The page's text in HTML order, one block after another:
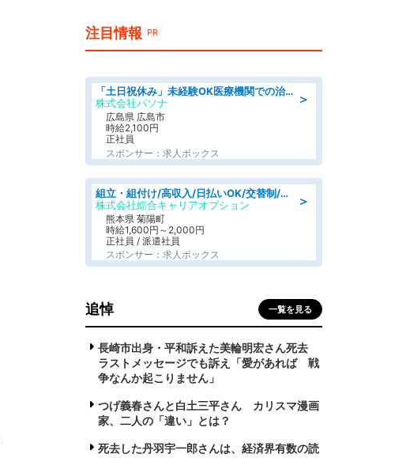
注目情報 PR
＞
「土日祝休み」未経験OK医療機関での治験コーディネーターのお仕事
株式会社パソナ
広島県 広島市
時給2,100円
正社員
スポンサー：求人ボックス
＞
組立・組付け/高収入/日払いOK/交替制/20・30・40代活躍中/製造 工場
株式会社綜合キャリアオプション
熊本県 菊陽町
時給1,600円～2,000円
正社員 / 派遣社員
スポンサー：求人ボックス
追悼 一覧を見る
長崎市出身・平和訴えた美輪明宏さん死去
ラストメッセージでも訴え「愛があれば 戦
争なんか起こりません」
つげ義春さんと白土三平さん カリスマ漫画
家、二人の「違い」とは？
死去した丹羽宇一郎さんは、経済界有数の読